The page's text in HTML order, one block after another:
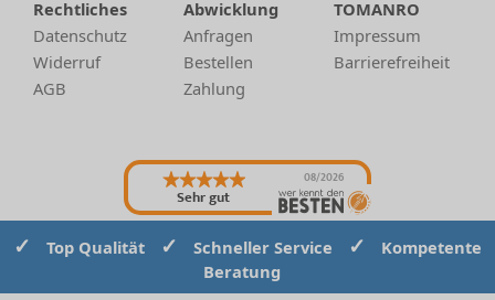
Rechtliches
Datenschutz
Widerruf
AGB
Abwicklung
Anfragen
Bestellen
Zahlung
TOMANRO
Impressum
Barrierefreiheit
Sehr gut
08/2026
✓ Top Qualität ✓ Schneller Service ✓
Kompetente
Beratung